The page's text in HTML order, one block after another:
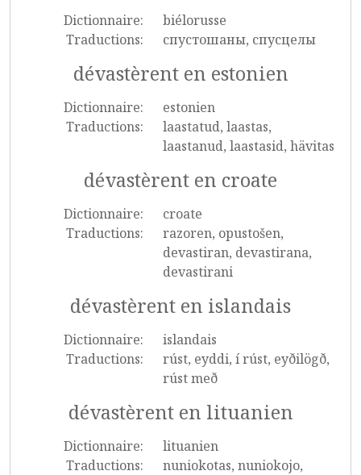
Dictionnaire:
biélorusse
Traductions:
спустошаны, спусцелы
dévastèrent en estonien
Dictionnaire:
estonien
Traductions:
laastatud, laastas,
laastanud, laastasid, hävitas
dévastèrent en croate
Dictionnaire:
croate
Traductions:
razoren, opustošen,
devastiran, devastirana,
devastirani
dévastèrent en islandais
Dictionnaire:
islandais
Traductions:
rúst, eyddi, í rúst, eyðilögð,
rúst með
dévastèrent en lituanien
Dictionnaire:
lituanien
Traductions:
nuniokotas, nuniokojo,